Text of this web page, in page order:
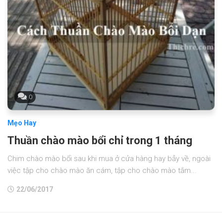
0
Mẹo Hay
Thuần chào mào bổi chỉ trong 1 tháng
Chim chào mào bổi sau khi mua ở cửa hàng hay bẫy về, ngoài
việc tập cho chào mào ăn cám, tập cho chào mào tắm...
22/06/2017